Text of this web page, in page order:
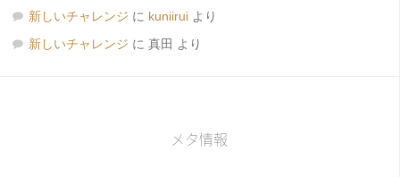
新しいチャレンジ に kuniirui より
新しいチャレンジ に 真田 より
メタ情報